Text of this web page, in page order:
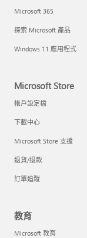
Microsoft 365
探索 Microsoft 產品
Windows 11 應用程式
Microsoft Store
帳戶設定檔
下載中心
Microsoft Store 支援
退貨/退款
訂單追蹤
教育
Microsoft 教育